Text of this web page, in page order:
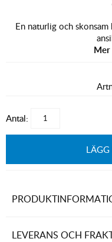
En naturlig och
Antal:
LEVERANS OCH